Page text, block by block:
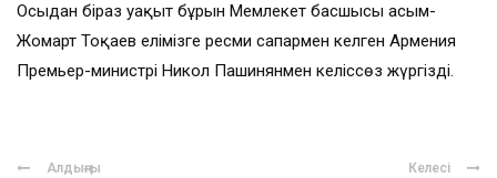
Осыдан біраз уақыт бұрын Мемлекет басшысы Қасым-
Жомарт Тоқаев елімізге ресми сапармен келген Армения
Премьер-министрі Никол Пашинянмен келіссөз жүргізді.
Алдыңғы Келесі